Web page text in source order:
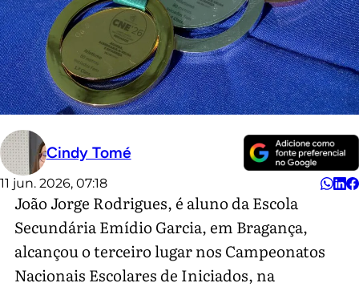
Cindy Tomé
11 jun. 2026, 07:18
João Jorge Rodrigues, é aluno da Escola
Secundária Emídio Garcia, em Bragança,
alcançou o terceiro lugar nos Campeonatos
Nacionais Escolares de Iniciados, na